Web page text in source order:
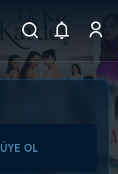
ÜYE OL